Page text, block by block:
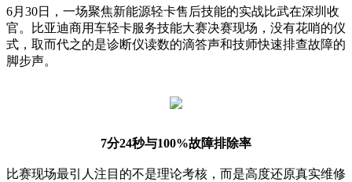
6月30日，一场聚焦新能源轻卡售后技能的实战比武在深圳收
官。比亚迪商用车轻卡服务技能大赛决赛现场，没有花哨的仪
式，取而代之的是诊断仪读数的滴答声和技师快速排查故障的
脚步声。
7分24秒与100%故障排除率
比赛现场最引人注目的不是理论考核，而是高度还原真实维修